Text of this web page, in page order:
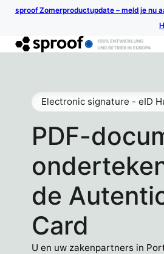
sproof Zomerproductupdate – meld je nu
PDF-
de
Card
Electronic signature - eID
U en uw zakenpartners in